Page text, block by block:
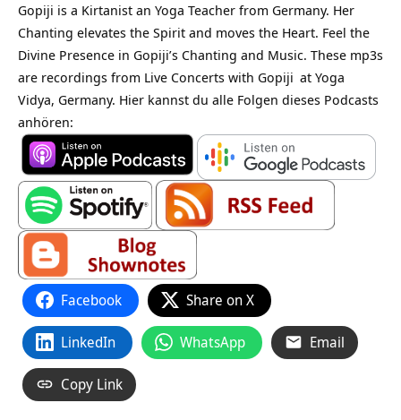
Gopiji is a Kirtanist an Yoga Teacher from Germany. Her
Chanting elevates the Spirit and moves the Heart. Feel the
Divine Presence in Gopiji’s Chanting and Music. These mp3s
are recordings from Live Concerts with Gopiji at Yoga
Vidya, Germany. Hier kannst du alle Folgen dieses Podcasts
anhören:
Facebook Share on X
LinkedIn WhatsApp Email
Copy Link